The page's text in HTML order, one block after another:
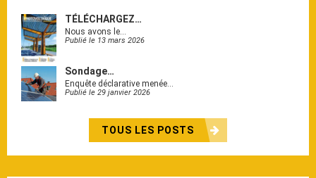
TÉLÉCHARGEZ…
Nous avons le…
Publié le 13 mars 2026
Sondage…
Enquête déclarative menée…
Publié le 29 janvier 2026
TOUS LES POSTS